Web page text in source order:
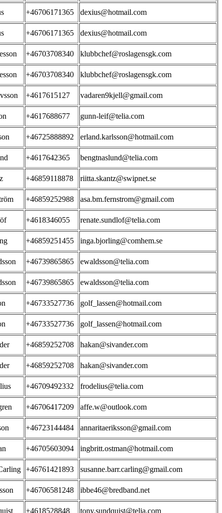
+46706171365 dexius@hotmail.com
+46706171365 dexius@hotmail.com
+46703708340 klubbchef@roslagensgk.com
+46703708340 klubbchef@roslagensgk.com
+4617615127 vadaren9kjell@gmail.com
+4617688677 gunn-leif@telia.com
+46725888892 erland.karlsson@hotmail.com
+4617642365 bengtnaslund@telia.com
+46859118878 riitta.skantz@swipnet.se
+46859252988 asa.bm.fernstrom@gmail.com
+4618346055 renate.sundlof@telia.com
+46859251455 inga.bjorling@comhem.se
+46739865865 ewaldsson@telia.com
+46739865865 ewaldsson@telia.com
+46733527736 golf_lassen@hotmail.com
+46733527736 golf_lassen@hotmail.com
+46859252708 hakan@sivander.com
+46859252708 hakan@sivander.com
+46709492332 frodelius@telia.com
+46706417209 affe.w@outlook.com
+46723144484 annaritaeriksson@gmail.com
+46705603094 ingbritt.ostman@hotmail.com
+46761421893 susanne.barr.carling@gmail.com
+46706581248 ibbe46@bredband.net
+4618528848 tony.sundquist@telia.com